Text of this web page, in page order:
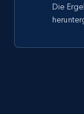
Die